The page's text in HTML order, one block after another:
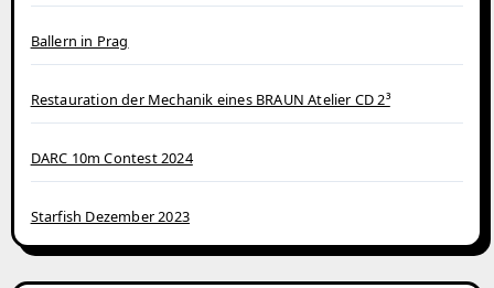
Ballern in Prag
Restauration der Mechanik eines BRAUN Atelier CD 2³
DARC 10m Contest 2024
Starfish Dezember 2023